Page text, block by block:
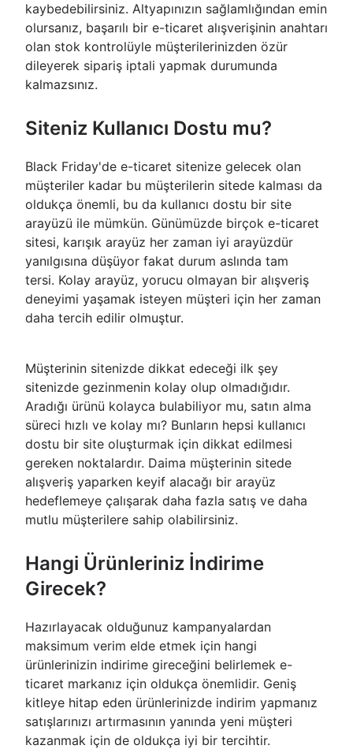
kaybedebilirsiniz. Altyapınızın sağlamlığından emin
olursanız, başarılı bir e-ticaret alışverişinin anahtarı
olan stok kontrolüyle müşterilerinizden özür
dileyerek sipariş iptali yapmak durumunda
kalmazsınız.
Siteniz Kullanıcı Dostu mu?
Black Friday'de e-ticaret sitenize gelecek olan
müşteriler kadar bu müşterilerin sitede kalması da
oldukça önemli, bu da kullanıcı dostu bir site
arayüzü ile mümkün. Günümüzde birçok e-ticaret
sitesi, karışık arayüz her zaman iyi arayüzdür
yanılgısına düşüyor fakat durum aslında tam
tersi. Kolay arayüz, yorucu olmayan bir alışveriş
deneyimi yaşamak isteyen müşteri için her zaman
daha tercih edilir olmuştur.
Müşterinin sitenizde dikkat edeceği ilk şey
sitenizde gezinmenin kolay olup olmadığıdır.
Aradığı ürünü kolayca bulabiliyor mu, satın alma
süreci hızlı ve kolay mı? Bunların hepsi kullanıcı
dostu bir site oluşturmak için dikkat edilmesi
gereken noktalardır. Daima müşterinin sitede
alışveriş yaparken keyif alacağı bir arayüz
hedeflemeye çalışarak daha fazla satış ve daha
mutlu müşterilere sahip olabilirsiniz.
Hangi Ürünleriniz İndirime
Girecek?
Hazırlayacak olduğunuz kampanyalardan
maksimum verim elde etmek için hangi
ürünlerinizin indirime gireceğini belirlemek e-
ticaret markanız için oldukça önemlidir. Geniş
kitleye hitap eden ürünlerinizde indirim yapmanız
satışlarınızı artırmasının yanında yeni müşteri
kazanmak için de oldukça iyi bir tercihtir.